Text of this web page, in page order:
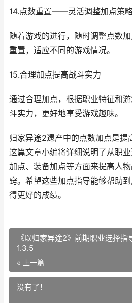
14.点数重置——灵活调整加点策
随着游戏的进行，随时调整点数
重置，适应不同的游戏情况。
15.合理加点提高战斗实力
通过合理加点，根据职业特征和
斗实力，更好地享受游戏趣味。
归家异途2遗产中的点数加点是提
这篇文章小编将详细说明了从职
加点、装备加点等方面来提高人
窍。希望这些加点指导能够帮助
得更好的成绩。
《以归家异途2》前期职业选择
1.3.5
« 上一篇
没有了！